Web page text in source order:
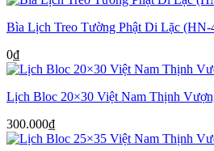
Bìa Lịch Treo Tường Phật Di Lặc (HN-
0₫
Lịch Bloc 20×30 Việt Nam Thịnh
300.000₫